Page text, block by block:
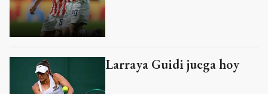
Larraya Guidi juega hoy